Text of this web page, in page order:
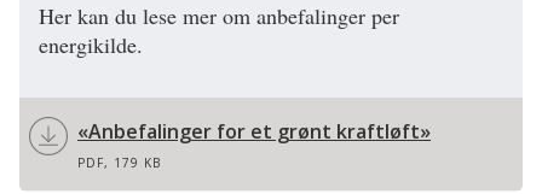
Her kan du lese mer om anbefalinger per
energikilde.
«Anbefalinger for et grønt kraftløft»
PDF, 179 KB